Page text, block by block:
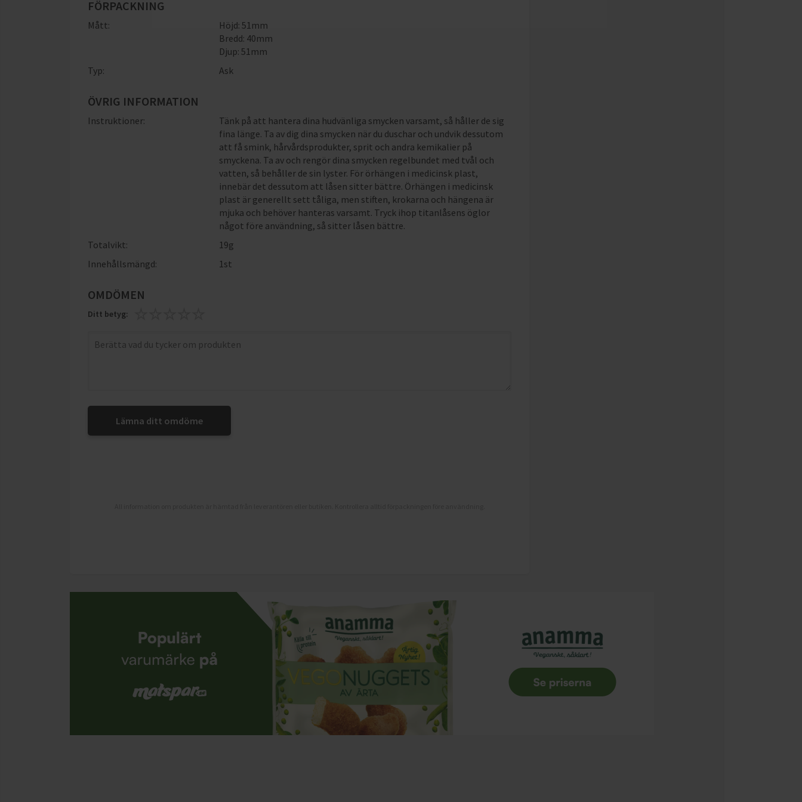
FÖRPACKNING
Mått:
Höjd: 51mm
Bredd: 40mm
Djup: 51mm
Typ:
Ask
ÖVRIG INFORMATION
Instruktioner:
Tänk på att hantera dina hudvänliga smycken varsamt, så håller de sig
fina länge. Ta av dig dina smycken när du duschar och undvik dessutom
att få smink, hårvårdsprodukter, sprit och andra kemikalier på
smyckena. Ta av och rengör dina smycken regelbundet med tvål och
vatten, så behåller de sin lyster. För örhängen i medicinsk plast,
innebär det dessutom att låsen sitter bättre. Örhängen i medicinsk
plast är generellt sett tåliga, men stiften, krokarna och hängena är
mjuka och behöver hanteras varsamt. Tryck ihop titanlåsens öglor
något före användning, så sitter låsen bättre.
Totalvikt:
19g
Innehållsmängd:
1st
OMDÖMEN
Ditt betyg:
Lämna ditt omdöme